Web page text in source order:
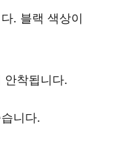
. 블랙 색상이
안착됩니다.
니다.